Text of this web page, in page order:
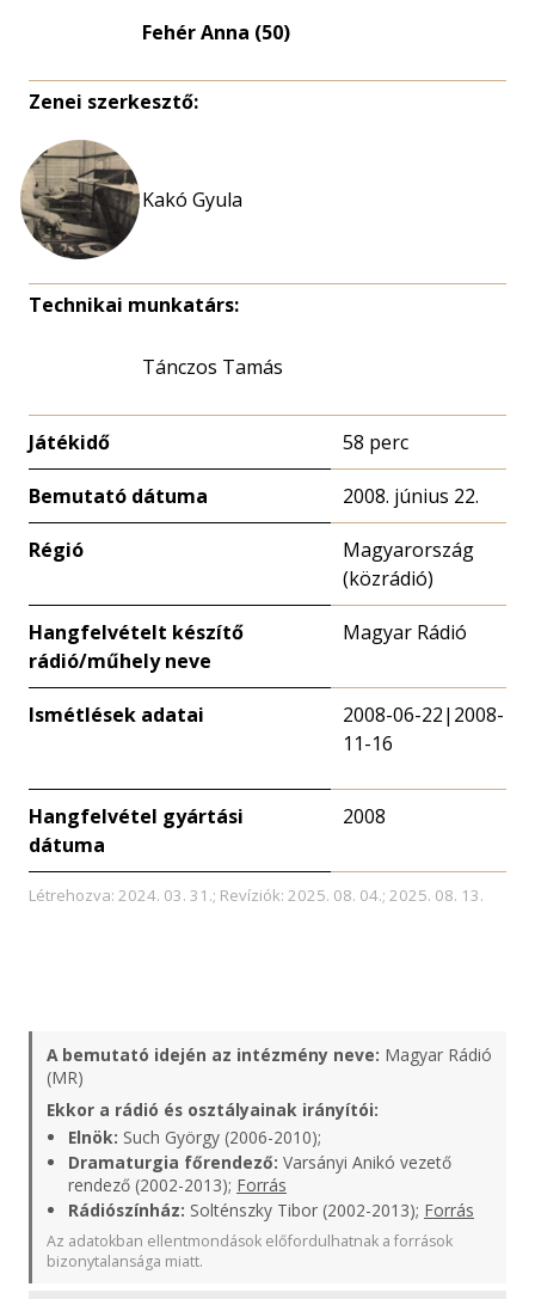
Fehér Anna (50)
Zenei szerkesztő:
Kakó Gyula
Technikai munkatárs:
Tánczos Tamás
Játékidő 58 perc
Bemutató dátuma 2008. június 22.
Régió
Magyarország
(közrádió)
Hangfelvételt készítő
rádió/műhely neve
Magyar Rádió
Ismétlések adatai
2008-06-22|2008-
11-16
Hangfelvétel gyártási
dátuma
2008
Létrehozva: 2024. 03. 31.; Revíziók: 2025. 08. 04.; 2025. 08. 13.
A bemutató idején az intézmény neve: Magyar Rádió
(MR)
Ekkor a rádió és osztályainak irányítói:
Elnök: Such György (2006-2010);
Dramaturgia főrendező: Varsányi Anikó vezető
rendező (2002-2013); Forrás
Rádiószínház: Solténszky Tibor (2002-2013); Forrás
Az adatokban ellentmondások előfordulhatnak a források
bizonytalansága miatt.